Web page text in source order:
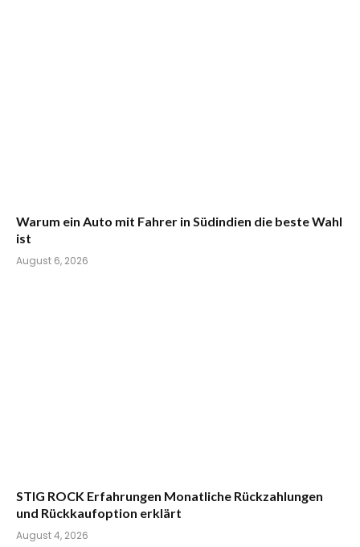
Warum ein Auto mit Fahrer in Südindien die beste Wahl
ist
August 6, 2026
STIG ROCK Erfahrungen Monatliche Rückzahlungen
und Rückkaufoption erklärt
August 4, 2026